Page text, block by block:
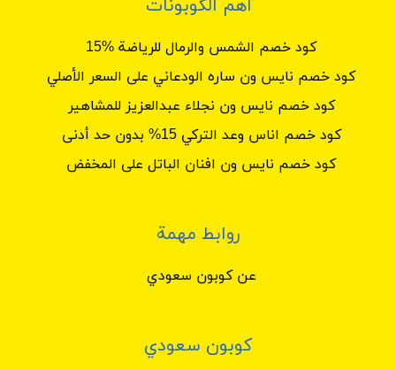
أهم الكوبونات
كود خصم الشمس والرمال للرياضة %15
كود خصم نايس ون ساره الودعاني على السعر الأصلي
كود خصم نايس ون نجلاء عبدالعزيز للمشاهير
كود خصم اناس وعد التركي 15% بدون حد أدنى
كود خصم نايس ون افنان الباتل على المخفض
روابط مهمة
عن كوبون سعودي
كوبون سعودي